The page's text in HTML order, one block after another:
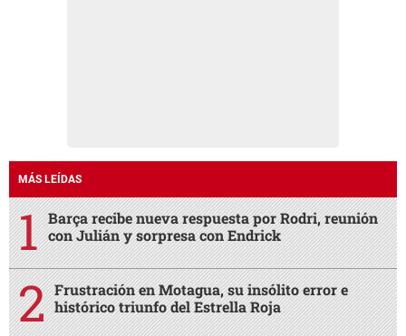
MÁS LEÍDAS
Barça recibe nueva respuesta por Rodri, reunión
con Julián y sorpresa con Endrick
Frustración en Motagua, su insólito error e
histórico triunfo del Estrella Roja